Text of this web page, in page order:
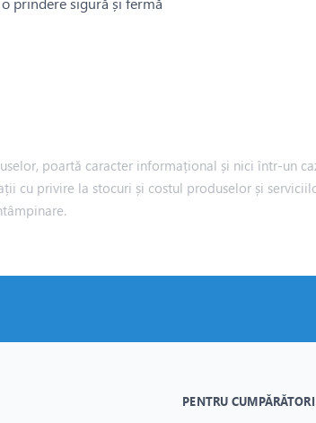
poartă caracter informațional și nici într-un
cu privire la stocuri și costul produselor și
PENTRU CUMPĂRĂTORI